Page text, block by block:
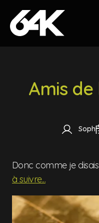
Skip to content
Amis de
Soph
Donc comme je
à suivre...